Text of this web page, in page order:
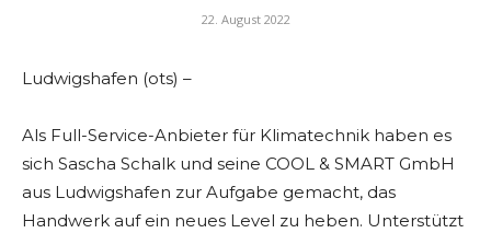
22. August 2022
Ludwigshafen (ots) –
Als Full-Service-Anbieter für Klimatechnik haben es
sich Sascha Schalk und seine COOL & SMART GmbH
aus Ludwigshafen zur Aufgabe gemacht, das
Handwerk auf ein neues Level zu heben. Unterstützt